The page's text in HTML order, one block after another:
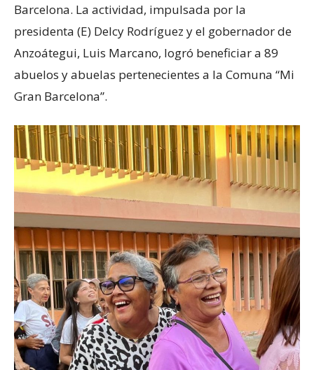
Barcelona. La actividad, impulsada por la
presidenta (E) Delcy Rodríguez y el gobernador de
Anzoátegui, Luis Marcano, logró beneficiar a 89
abuelos y abuelas pertenecientes a la Comuna “Mi
Gran Barcelona”.